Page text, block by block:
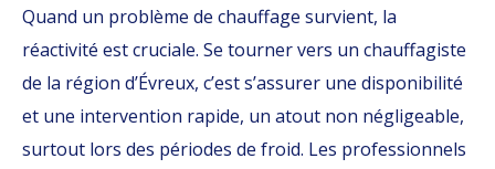
Quand un problème de chauffage survient, la
réactivité est cruciale. Se tourner vers un chauffagiste
de la région d’Évreux, c’est s’assurer une disponibilité
et une intervention rapide, un atout non négligeable,
surtout lors des périodes de froid. Les professionnels